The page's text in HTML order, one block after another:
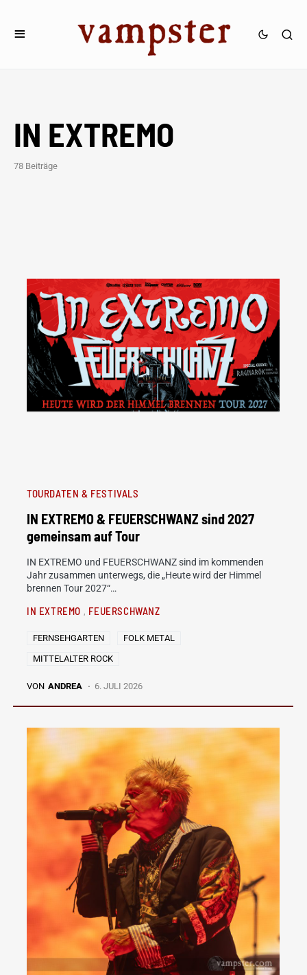
IN EXTREMO
78 Beiträge
TOURDATEN & FESTIVALS
IN EXTREMO & FEUERSCHWANZ sind 2027
gemeinsam auf Tour
IN EXTREMO und FEUERSCHWANZ sind im kommenden
Jahr zusammen unterwegs, die „Heute wird der Himmel
brennen Tour 2027“…
IN EXTREMO FEUERSCHWANZ
FERNSEHGARTEN
FOLK METAL
MITTELALTER ROCK
VON ANDREA 6. JULI 2026